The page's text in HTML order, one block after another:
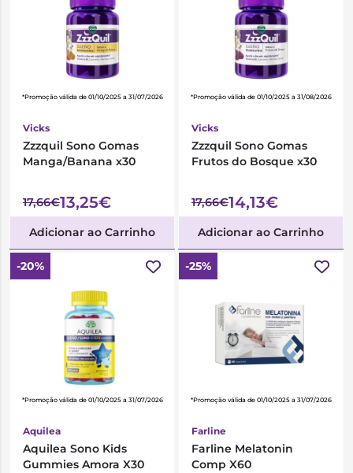
*Promoção válida de 01/10/2025 a 31/07/2026
Vicks
Zzzquil Sono Gomas
Manga/Banana x30
17,66€13,25€
Adicionar ao Carrinho
*Promoção válida de 01/10/2025 a 31/08/2026
Vicks
Zzzquil Sono Gomas
Frutos do Bosque x30
17,66€14,13€
Adicionar ao Carrinho
-20%
*Promoção válida de 01/10/2025 a 31/07/2026
Aquilea
Aquilea Sono Kids
Gummies Amora X30
-25%
*Promoção válida de 01/10/2025 a 31/07/2026
Farline
Farline Melatonin
Comp X60